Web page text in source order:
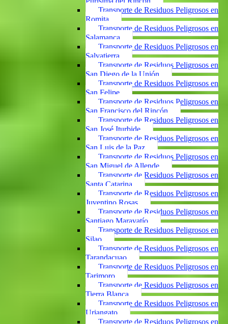
Transporte de Residuos Peligrosos en
Romita
Transporte de Residuos Peligrosos en
Salamanca
Transporte de Residuos Peligrosos en
Salvatierra
Transporte de Residuos Peligrosos en
San Diego de la Unión
Transporte de Residuos Peligrosos en
San Felipe
Transporte de Residuos Peligrosos en
San Francisco del Rincón
Transporte de Residuos Peligrosos en
San José Iturbide
Transporte de Residuos Peligrosos en
San Luis de la Paz
Transporte de Residuos Peligrosos en
San Miguel de Allende
Transporte de Residuos Peligrosos en
Santa Catarina
Transporte de Residuos Peligrosos en
Juventino Rosas
Transporte de Residuos Peligrosos en
Santiago Maravatío
Transporte de Residuos Peligrosos en
Silao
Transporte de Residuos Peligrosos en
Tarandacuao
Transporte de Residuos Peligrosos en
Tarimoro
Transporte de Residuos Peligrosos en
Tierra Blanca
Transporte de Residuos Peligrosos en
Uriangato
Transporte de Residuos Peligrosos en